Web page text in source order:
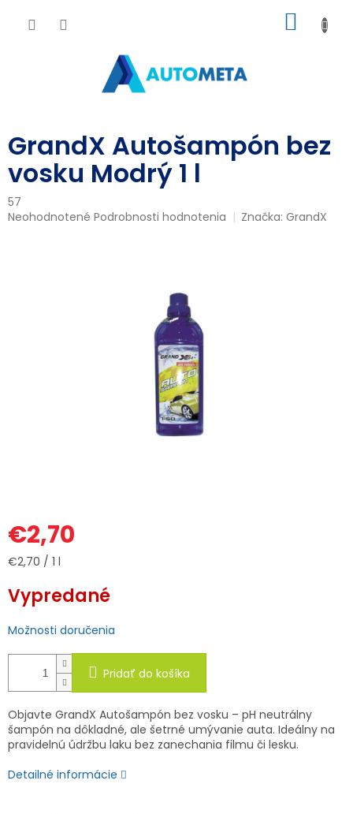
KOŠÍK
GrandX Autošampón bez
vosku Modrý 1 l
57
Priemerné
Neohodnotené Podrobnosti hodnotenia Značka:GrandX
€2,70
Jednotková
€2,70 / 1 l
Vypredané
Možnosti doručenia
Pridať do košíka
Objavte GrandX Autošampón bez vosku – pH neutrálny
šampón na dôkladné, ale šetrné umývanie auta. Ideálny na
pravidelnú údržbu laku bez zanechania filmu či lesku.
Detailné informácie